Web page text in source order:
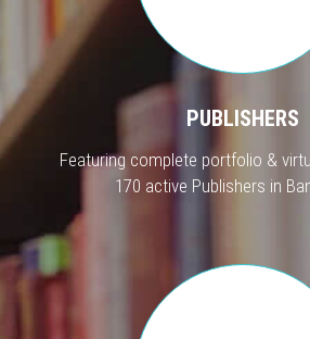
PUBLISHERS
Featuring complete portfolio &
170 active Publishers in